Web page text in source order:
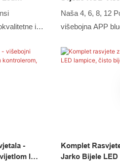
i
kontroler
za
tih
LED svjetlo
LED žičani
LED Svjetla Za
Naša 4, 6, 8, 12
višebojna APP
prošla su
ovlaštene
razumno
privlačeći mnogo
u industriji.
uštede mnogo
-
I
Komplet
Jarko Bijele